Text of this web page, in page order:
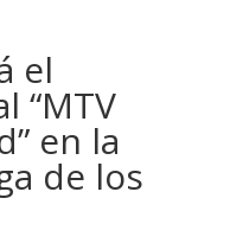
el
“MTV
en la
de los